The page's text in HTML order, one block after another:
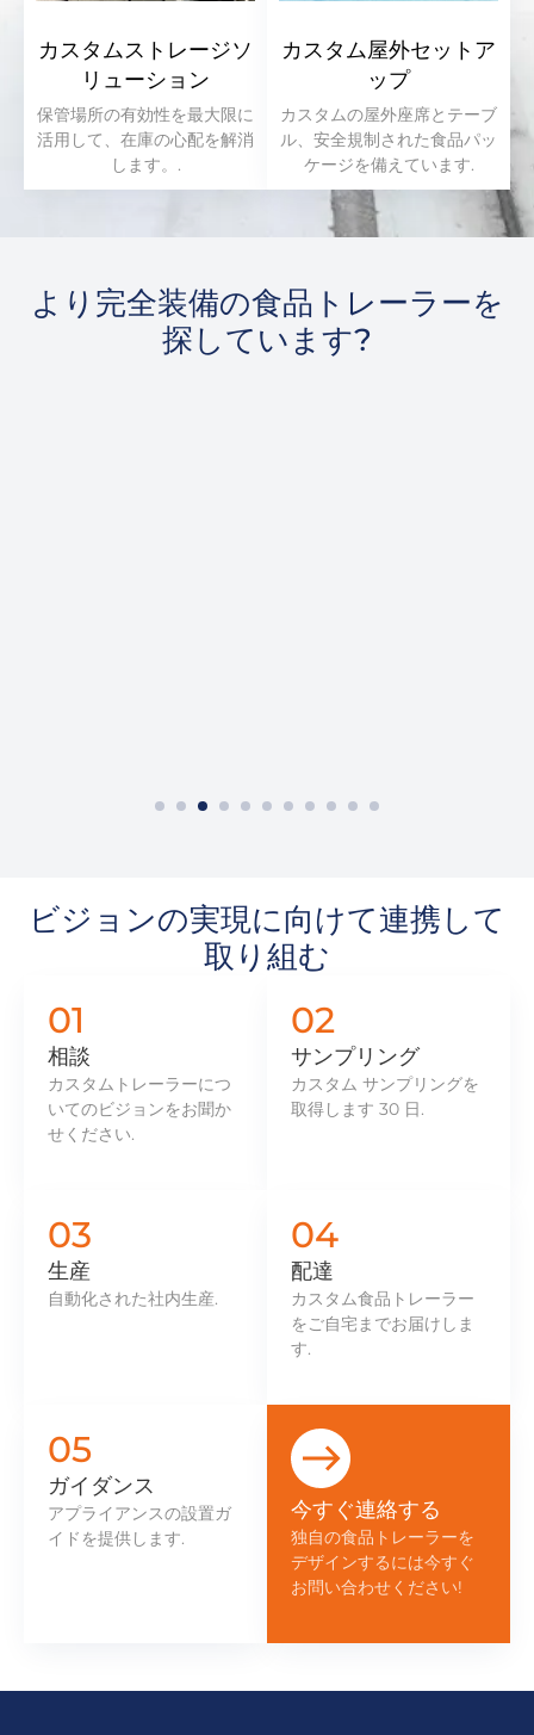
カスタムストレージソ
リューション
保管場所の有効性を最大限に
活用して、在庫の心配を解消
します。.
カスタム屋外セットア
ップ
カスタムの屋外座席とテーブ
ル、安全規制された食品パッ
ケージを備えています.
より完全装備の食品トレーラーを
探しています?
ビジョンの実現に向けて連携して
取り組む
01
相談
カスタムトレーラーにつ
いてのビジョンをお聞か
せください.
02
サンプリング
カスタム サンプリングを
取得します 30 日.
03
生産
自動化された社内生産.
04
配達
カスタム食品トレーラー
をご自宅までお届けしま
す.
05
ガイダンス
アプライアンスの設置ガ
イドを提供します.
今すぐ連絡する
独自の食品トレーラーを
デザインするには今すぐ
お問い合わせください!